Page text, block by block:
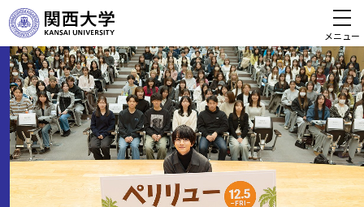
メニュー